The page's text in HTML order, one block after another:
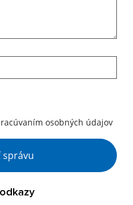
osobných údajov
správu